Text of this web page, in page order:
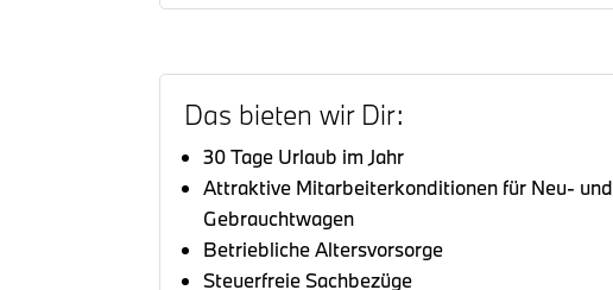
Das bieten wir Dir:
30 Tage Urlaub im Jahr
Attraktive Mitarbeiterkonditionen für Neu- und
Gebrauchtwagen
Betriebliche Altersvorsorge
Steuerfreie Sachbezüge